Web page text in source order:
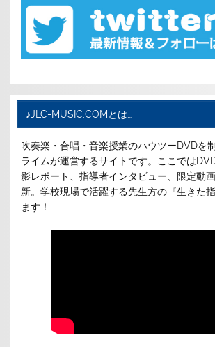
♪JLC-MUSIC.COMとは…
吹奏楽・合唱・音楽授業のハウツーDVDを
ライムが運営するサイトです。ここでは
影レポート、指導者インタビュー、限定動
新。学校現場で活躍する先生方の『生きた
ます！